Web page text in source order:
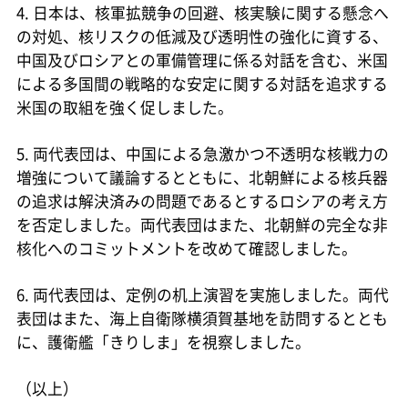
4. 日本は、核軍拡競争の回避、核実験に関する懸念へ
の対処、核リスクの低減及び透明性の強化に資する、
中国及びロシアとの軍備管理に係る対話を含む、米国
による多国間の戦略的な安定に関する対話を追求する
米国の取組を強く促しました。
5. 両代表団は、中国による急激かつ不透明な核戦力の
増強について議論するとともに、北朝鮮による核兵器
の追求は解決済みの問題であるとするロシアの考え方
を否定しました。両代表団はまた、北朝鮮の完全な非
核化へのコミットメントを改めて確認しました。
6. 両代表団は、定例の机上演習を実施しました。両代
表団はまた、海上自衛隊横須賀基地を訪問するととも
に、護衛艦「きりしま」を視察しました。
（以上）